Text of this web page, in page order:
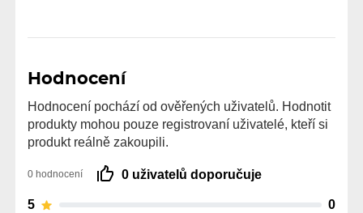
Hodnocení
Hodnocení pochází od ověřených uživatelů. Hodnotit
produkty mohou pouze registrovaní uživatelé, kteří si
produkt reálně zakoupili.
0 hodnocení 0 uživatelů doporučuje
5 0